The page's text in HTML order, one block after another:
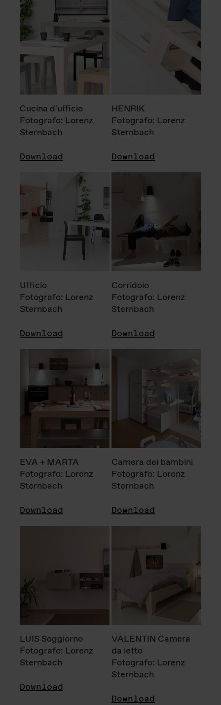
Cucina d'ufficio
Fotografo: Lorenz
Sternbach
Download
HENRIK
Fotografo: Lorenz
Sternbach
Download
Ufficio
Fotografo: Lorenz
Sternbach
Download
Corridoio
Fotografo: Lorenz
Sternbach
Download
EVA + MARTA
Fotografo: Lorenz
Sternbach
Download
Camera dei bambini
Fotografo: Lorenz
Sternbach
Download
LUIS Soggiorno
Fotografo: Lorenz
Sternbach
Download
VALENTIN Camera
da letto
Fotografo: Lorenz
Sternbach
Download